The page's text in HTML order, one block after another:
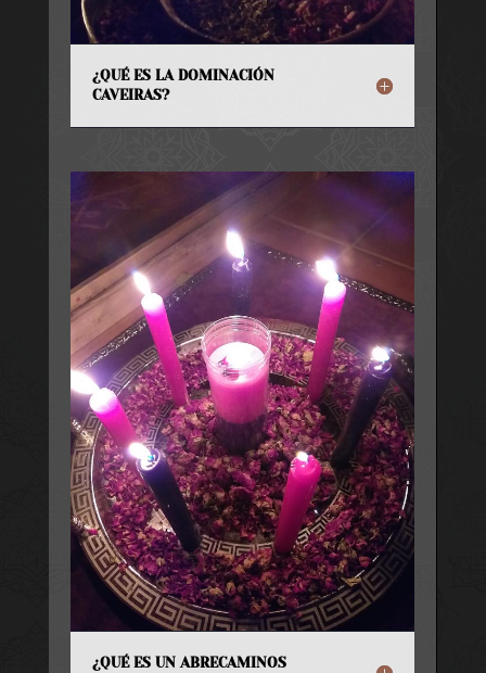
¿QUÉ ES LA DOMINACIÓN
CAVEIRAS?
¿QUÉ ES UN ABRECAMINOS